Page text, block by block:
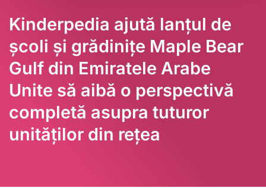
Kinderpedia ajută lanțul de
școli și grădinițe Maple Bear
Gulf din Emiratele Arabe
Unite să aibă o perspectivă
completă asupra tuturor
unităților din rețea